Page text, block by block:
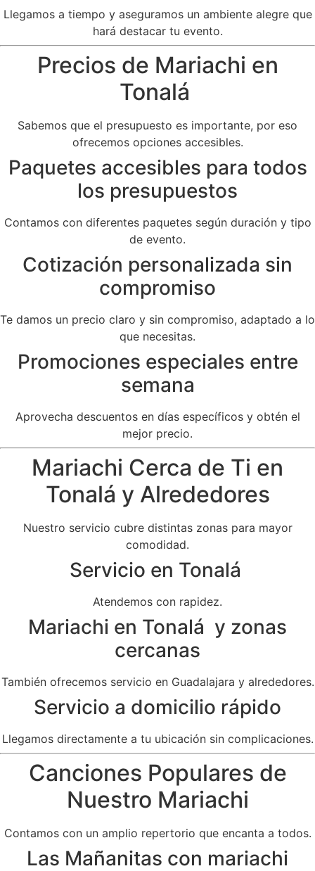
Llegamos a tiempo y aseguramos un ambiente alegre que
hará destacar tu evento.
Precios de Mariachi en
Tonalá
Sabemos que el presupuesto es importante, por eso
ofrecemos opciones accesibles.
Paquetes accesibles para todos
los presupuestos
Contamos con diferentes paquetes según duración y tipo
de evento.
Cotización personalizada sin
compromiso
Te damos un precio claro y sin compromiso, adaptado a lo
que necesitas.
Promociones especiales entre
semana
Aprovecha descuentos en días específicos y obtén el
mejor precio.
Mariachi Cerca de Ti en
Tonalá y Alrededores
Nuestro servicio cubre distintas zonas para mayor
comodidad.
Servicio en Tonalá
Atendemos con rapidez.
Mariachi en Tonalá y zonas
cercanas
También ofrecemos servicio en Guadalajara y alrededores.
Servicio a domicilio rápido
Llegamos directamente a tu ubicación sin complicaciones.
Canciones Populares de
Nuestro Mariachi
Contamos con un amplio repertorio que encanta a todos.
Las Mañanitas con mariachi